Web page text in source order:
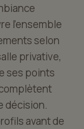
l'ensemble
selon
privative,
ses points
décision.
avant de